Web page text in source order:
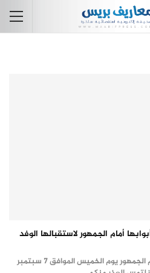
أمام الجمهور لاستقبالها الوفد
سيكون مبنى الكنيست مغلقا أمام الجمهور يوم الخميس الموافق 7 سبتمبر